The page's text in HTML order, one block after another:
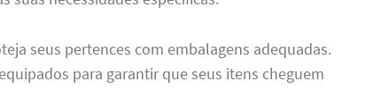
seus pertences com embalagens adequadas.
para garantir que seus itens cheguem